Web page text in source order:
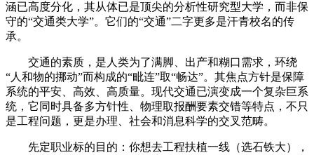
涵已高度分化，其从体已是顶尖的分析性研究型大学，而非保
守的“交通类大学”。它们的“交通”二字更多是汗青校名的传
承。
交通的素质，是人类为了满脚、出产和糊口需求，环绕
“人和物的挪动”而构成的“毗连”取“畅达”。其焦点方针是保障
系统的平安、高效、高质量。现代交通已演变成一个复杂巨系
统，它同时具备多方针性、物理取报酬要素交错等特点，不只
是工程问题，更是办理、社会和消息科学的交叉范畴。
先定职业标的目的：你想去工程扶植一线（选石铁大），